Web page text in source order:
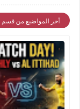
أخر المواضيع من قسم :